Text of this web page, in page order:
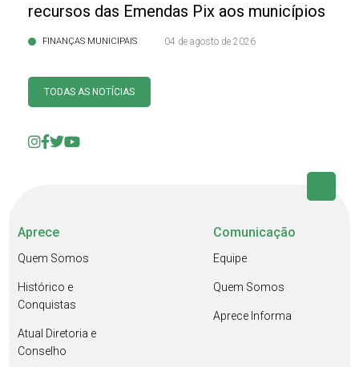
recursos das Emendas Pix aos municípios
FINANÇAS MUNICIPAIS 04 de agosto de 2026
TODAS AS NOTÍCIAS
Aprece
Quem Somos
Histórico e
Conquistas
Atual Diretoria e
Conselho
Comunicação
Equipe
Quem Somos
Aprece Informa